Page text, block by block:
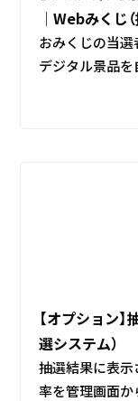
│Webみくじ
おみくじの当
デジタル景品を
【オプション
選システム）
抽選結果に表
率を管理画面